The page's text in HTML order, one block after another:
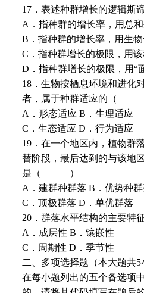
17．表述种群增长的逻辑
A．指种群的增长率，用总
B．指种群的增长率，用生
C．指种群增长的极限，用
D．指种群增长的极限，用“
18．生物按栖息环境和进化
者，属于种群适应的（
A．形态适应 B．生理适应
C．生态适应 D．行为适应
19．在一个地区内，植物群
替阶段，最后达到的与该地
是（ ）
A．建群种群落 B．优势种群
C．顶极群落 D．单优群落
20．群落水平结构的主
A．成层性 B．镶嵌性
C．周期性 D．季节性
二、多项选择题（本大题共5
在每小题列出的五个备选项